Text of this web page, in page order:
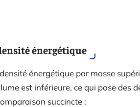
énergétique
énergétique par masse
est inférieure, ce qui pose des
succincte :